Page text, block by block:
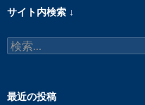
サイト内検索 ↓
検
索:
最近の投稿